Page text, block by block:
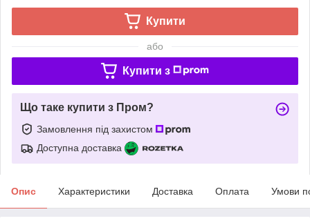
Купити
або
Купити з
Що таке купити з Пром?
Замовлення під захистом
Доступна доставка
Опис Характеристики Доставка Оплата Умови